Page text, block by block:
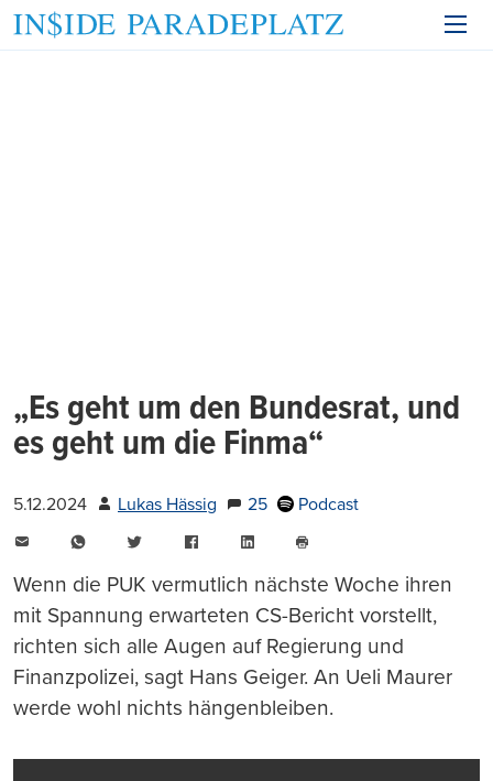
„Es geht um den Bundesrat, und
es geht um die Finma“
5.12.2024 Lukas Hässig 25
Podcast
WhatsAppTwitter FacebookLinkedIn
drucken
Wenn die PUK vermutlich nächste Woche ihren
mit Spannung erwarteten CS-Bericht vorstellt,
richten sich alle Augen auf Regierung und
Finanzpolizei, sagt Hans Geiger. An Ueli Maurer
werde wohl nichts hängenbleiben.